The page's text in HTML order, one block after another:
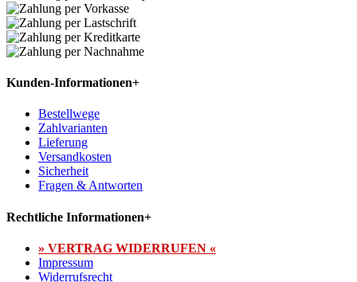
Kunden-Informationen+
Bestellwege
Zahlvarianten
Lieferung
Versandkosten
Sicherheit
Fragen & Antworten
Rechtliche Informationen+
» VERTRAG WIDERRUFEN «
Impressum
Widerrufsrecht